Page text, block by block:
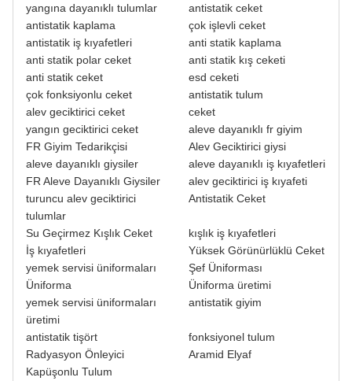
yangına dayanıklı tulumlar
antistatik ceket
antistatik kaplama
çok işlevli ceket
antistatik iş kıyafetleri
anti statik kaplama
anti statik polar ceket
anti statik kış ceketi
anti statik ceket
esd ceketi
çok fonksiyonlu ceket
antistatik tulum
alev geciktirici ceket
ceket
yangın geciktirici ceket
aleve dayanıklı fr giyim
FR Giyim Tedarikçisi
Alev Geciktirici giysi
aleve dayanıklı giysiler
aleve dayanıklı iş kıyafetleri
FR Aleve Dayanıklı Giysiler
alev geciktirici iş kıyafeti
turuncu alev geciktirici
tulumlar
Antistatik Ceket
Su Geçirmez Kışlık Ceket
kışlık iş kıyafetleri
İş kıyafetleri
Yüksek Görünürlüklü Ceket
yemek servisi üniformaları
Şef Üniforması
Üniforma
Üniforma üretimi
yemek servisi üniformaları
üretimi
antistatik giyim
antistatik tişört
fonksiyonel tulum
Radyasyon Önleyici
Kapüşonlu Tulum
Aramid Elyaf